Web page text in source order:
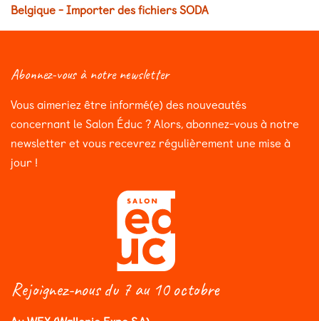
Belgique - Importer des fichiers SODA
Abonnez-vous à notre newsletter
Vous aimeriez être informé(e) des nouveautés
concernant le Salon Éduc ? Alors, abonnez-vous à notre
newsletter et vous recevrez régulièrement une mise à
jour !
Rejoignez-nous du 7 au 10 octobre